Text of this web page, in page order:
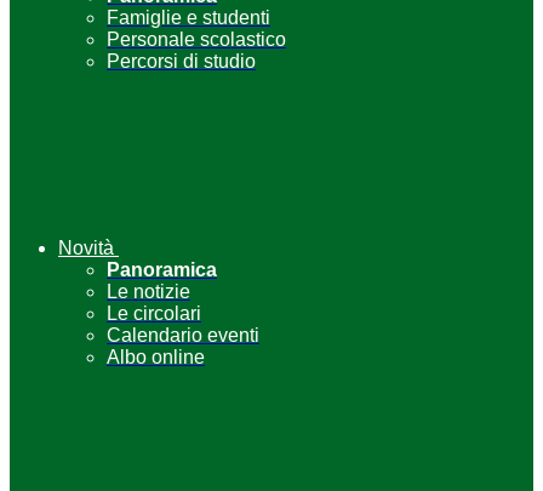
Famiglie e studenti
Personale scolastico
Percorsi di studio
Novità
Panoramica
Le notizie
Le circolari
Calendario eventi
Albo online